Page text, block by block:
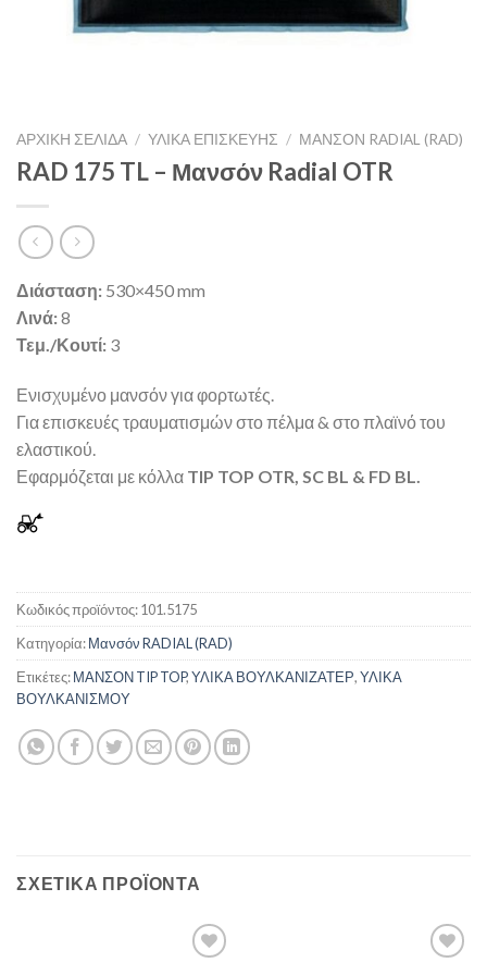
ΑΡΧΙΚΉ ΣΕΛΊΔΑ / ΥΛΙΚΑ ΕΠΙΣΚΕΥΗΣ / ΜΑΝΣΌΝ RADIAL (RAD)
RAD 175 TL – Μανσόν Radial OTR
Διάσταση: 530×450 mm
Λινά:8
Τεμ./Κουτί: 3
Ενισχυμένο μανσόν για φορτωτές.
Για επισκευές τραυματισμών στο πέλμα & στο πλαϊνό του
ελαστικού.
Εφαρμόζεται με κόλλα TIP TOP OTR, SC BL & FD BL.
Κωδικός προϊόντος:101.5175
Κατηγορία:Μανσόν RADIAL (RAD)
Ετικέτες:ΜΑΝΣΟΝ TIP TOP,ΥΛΙΚΑ ΒΟΥΛΚΑΝΙΖΑΤΕΡ,ΥΛΙΚΑ
ΒΟΥΛΚΑΝΙΣΜΟΥ
ΣΧΕΤΙΚΆ ΠΡΟΪΌΝΤΑ